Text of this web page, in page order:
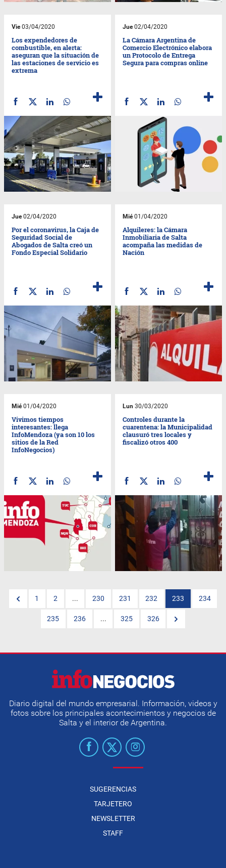
Vie03/04/2020
Los expendedores de
combustible, en alerta:
aseguran que la situación de
las estaciones de servicio es
extrema
Jue02/04/2020
La Cámara Argentina de
Comercio Electrónico elabora
un Protocolo de Entrega
Segura para compras online
Jue02/04/2020
Por el coronavirus, la Caja de
Seguridad Social de
Abogados de Salta creó un
Fondo Especial Solidario
Mié01/04/2020
Alquileres: la Cámara
Inmobiliaria de Salta
acompaña las medidas de
Nación
Mié01/04/2020
Vivimos tiempos
interesantes: llega
InfoMendoza (ya son 10 los
sitios de la Red
InfoNegocios)
Lun 30/03/2020
Controles durante la
cuarentena: la Municipalidad
clausuró tres locales y
fiscalizó otros 400
1 2 ... 230 231 232 233 234
235 236 ... 325 326
Diario digital del mundo empresarial. Información, videos y
fotos sobre los principales acontecimientos y negocios de
Salta y el interior de Argentina.
SUGERENCIAS
TARJETERO
NEWSLETTER
STAFF